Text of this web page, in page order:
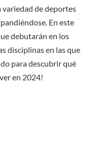
variedad de deportes
En este
debutarán en los
disciplinas en las que
para descubrir qué
en 2024!